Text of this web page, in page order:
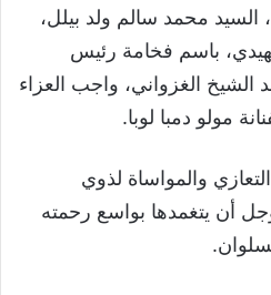
محمد سالم ولد بيلل،
باسم فخامة رئيس
الشيخ الغزواني، واجب العزاء
مولو دمبا لوبا.
والمواساة لذوي
أن يتغمدها بواسع رحمته